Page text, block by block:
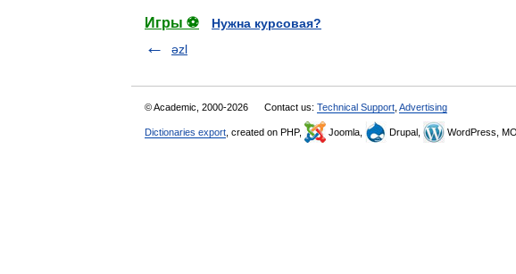
Игры ⚽
Нужна курсовая?
əzl
© Academic, 2000-2026 Contact us: Technical Support Advertising
Dictionaries export , created on PHP, Joomla, Drupal, WordPress,